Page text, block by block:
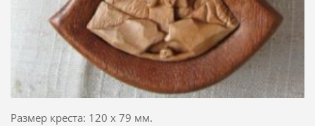
Размер креста: 120 х 79 мм.